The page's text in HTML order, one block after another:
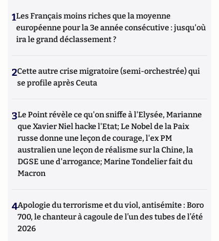
1Les Français moins riches que la moyenne
européenne pour la 3e année consécutive : jusqu'où
ira le grand déclassement ?
2Cette autre crise migratoire (semi-orchestrée) qui
se profile après Ceuta
3Le Point révèle ce qu'on sniffe à l'Elysée, Marianne
que Xavier Niel hacke l'Etat; Le Nobel de la Paix
russe donne une leçon de courage, l'ex PM
australien une leçon de réalisme sur la Chine, la
DGSE une d'arrogance; Marine Tondelier fait du
Macron
4Apologie du terrorisme et du viol, antisémite : Boro
700, le chanteur à cagoule de l’un des tubes de l’été
2026